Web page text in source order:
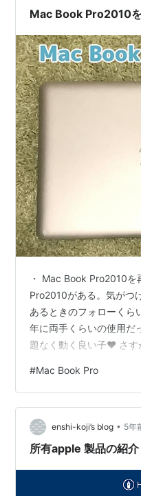
かるようにマスキングテ
Mac Book Pro2010
・ Mac Book Pro2010
Pro2010がある。気がつ
あるときのフォローくら
年に両手くらいの使用だ
題なく動く良い子❤️ さす
ブケースに入れていたけ
前は、10年 Mac G4
なしなモデルで、煙が出
故障やトラブルひとつな
た。 Mac Book Pr…
#Mac Book Pro
enshi-koji’s blog • 5年
所有apple 製品の紹介